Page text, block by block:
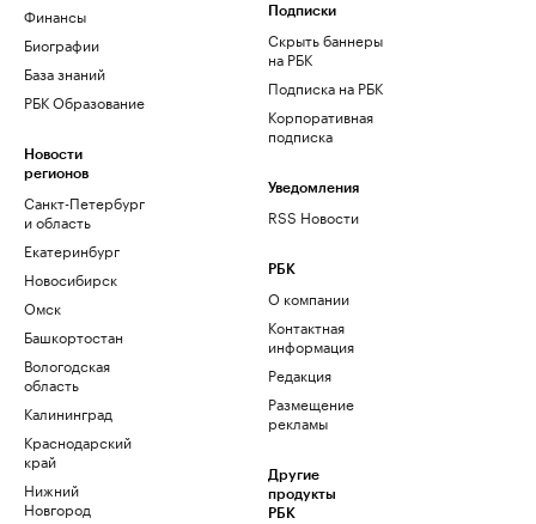
Финансы
Биографии
База знаний
РБК Образование
Новости
регионов
Санкт-Петербург
и область
Екатеринбург
Новосибирск
Омск
Башкортостан
Вологодская
область
Калининград
Краснодарский
край
Нижний
Новгород
Подписки
Скрыть баннеры
на РБК
Подписка на РБК
Корпоративная
подписка
Уведомления
RSS Новости
РБК
О компании
Контактная
информация
Редакция
Размещение
рекламы
Другие
продукты
РБК